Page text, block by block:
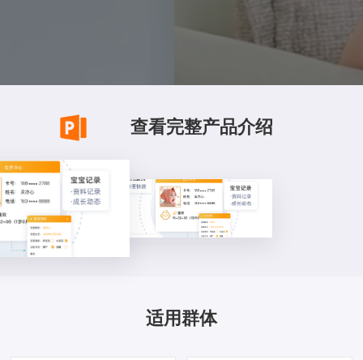
查看完整产品介绍
适用群体